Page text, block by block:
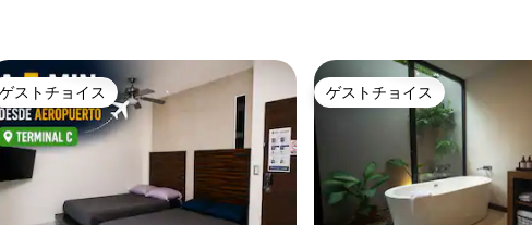
ゲストチョイス
ゲストチョイス ゲストチョイス
ゲストチョイス